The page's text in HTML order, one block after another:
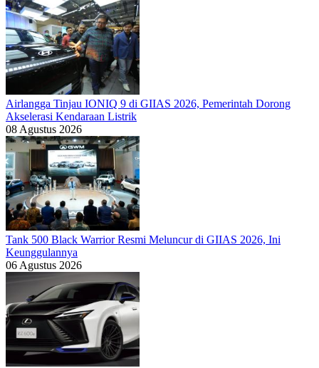
Airlangga Tinjau IONIQ 9 di GIIAS 2026, Pemerintah Dorong
Akselerasi Kendaraan Listrik
08 Agustus 2026
Tank 500 Black Warrior Resmi Meluncur di GIIAS 2026, Ini
Keunggulannya
06 Agustus 2026